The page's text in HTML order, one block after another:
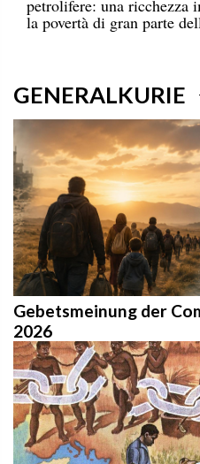
petrolifere: una ricchezza
la povertà di gran parte
GENERALKURIE
Gebetsmeinung der
2026